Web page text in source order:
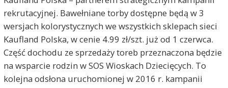
rekrutacyjnej. Bawełniane torby dostępne będą w 3
wersjach kolorystycznych we wszystkich sklepach sieci
Kaufland Polska, w cenie 4.99 zł/szt. już od 1 czerwca.
Część dochodu ze sprzedaży toreb przeznaczona będzie
na wsparcie rodzin w SOS Wioskach Dziecięcych. To
kolejna odsłona uruchomionej w 2016 r. kampanii